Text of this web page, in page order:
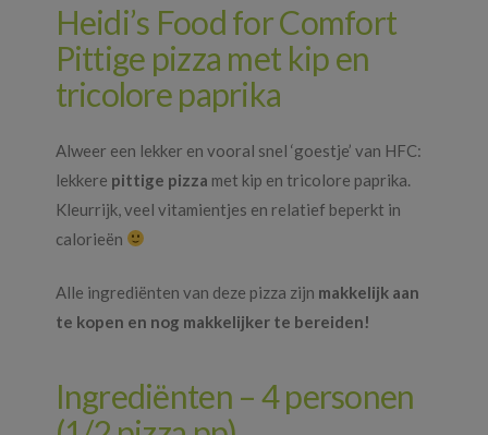
Heidi’s Food for Comfort
Pittige pizza met kip en
tricolore paprika
Alweer een lekker en vooral snel ‘goestje’ van HFC:
lekkere pittige pizza met kip en tricolore paprika.
Kleurrijk, veel vitamientjes en relatief beperkt in
calorieën
Alle ingrediënten van deze pizza zijn makkelijk aan
te kopen en nog makkelijker te bereiden!
Ingrediënten – 4 personen